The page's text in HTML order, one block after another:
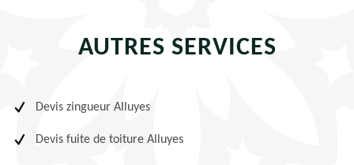
AUTRES SERVICES
Devis zingueur Alluyes
Devis fuite de toiture Alluyes